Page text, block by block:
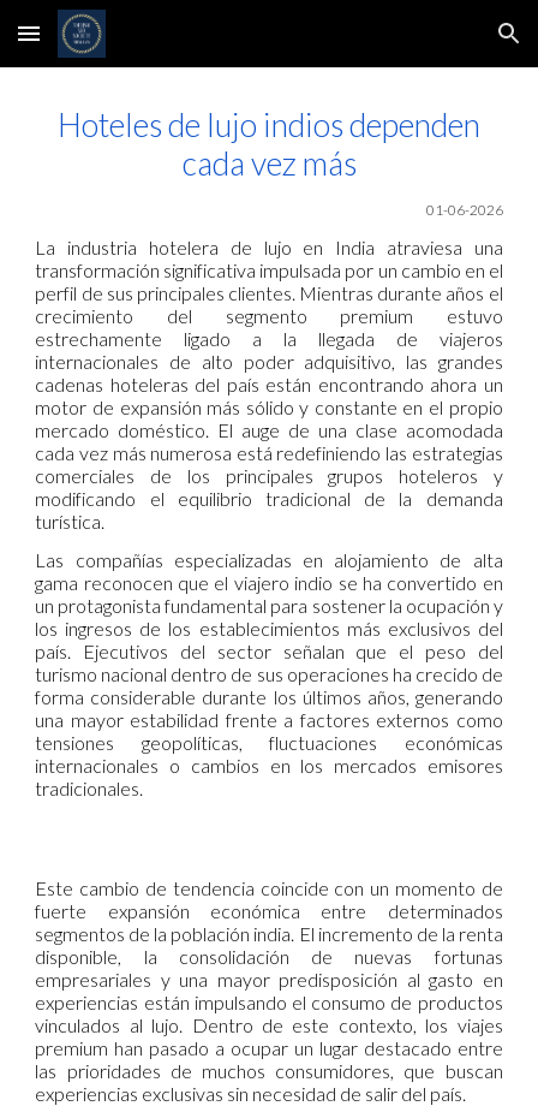
Skip to main content Skip to navigation
Hoteles de lujo indios dependen
cada vez más
01-06-2026
La industria hotelera de lujo en India atraviesa una
transformación significativa impulsada por un cambio en el
perfil de sus principales clientes. Mientras durante años el
crecimiento del segmento premium estuvo
estrechamente ligado a la llegada de viajeros
internacionales de alto poder adquisitivo, las grandes
cadenas hoteleras del país están encontrando ahora un
motor de expansión más sólido y constante en el propio
mercado doméstico. El auge de una clase acomodada
cada vez más numerosa está redefiniendo las estrategias
comerciales de los principales grupos hoteleros y
modificando el equilibrio tradicional de la demanda
turística.
Las compañías especializadas en alojamiento de alta
gama reconocen que el viajero indio se ha convertido en
un protagonista fundamental para sostener la ocupación y
los ingresos de los establecimientos más exclusivos del
país. Ejecutivos del sector señalan que el peso del
turismo nacional dentro de sus operaciones ha crecido de
forma considerable durante los últimos años, generando
una mayor estabilidad frente a factores externos como
tensiones geopolíticas, fluctuaciones económicas
internacionales o cambios en los mercados emisores
tradicionales.
Este cambio de tendencia coincide con un momento de
fuerte expansión económica entre determinados
segmentos de la población india. El incremento de la renta
disponible, la consolidación de nuevas fortunas
empresariales y una mayor predisposición al gasto en
experiencias están impulsando el consumo de productos
vinculados al lujo. Dentro de este contexto, los viajes
premium han pasado a ocupar un lugar destacado entre
las prioridades de muchos consumidores, que buscan
experiencias exclusivas sin necesidad de salir del país.